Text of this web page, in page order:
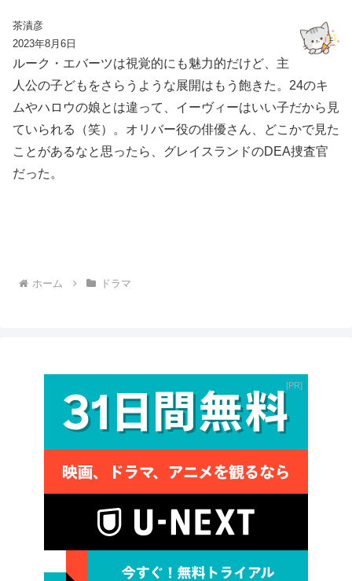
茶漬彦
2023年8月6日
ルーク・エバーツは視覚的にも魅力的だけど、主
人公の子どもをさらうような展開はもう飽きた。24のキ
ムやハロウの娘とは違って、イーヴィーはいい子だから見
ていられる（笑）。オリバー役の俳優さん、どこかで見た
ことがあるなと思ったら、グレイスランドのDEA捜査官
だった。
ホーム ドラマ
PR